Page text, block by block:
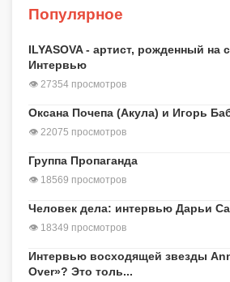
Популярное
ILYASOVA - артист, рожденный на
Интервью
👁 27354 просмотров
Оксана Почепа (Акула) и Игорь
👁 22075 просмотров
Группа Пропаганда
👁 18569 просмотров
Человек дела: интервью Дарьи
👁 18349 просмотров
Интервью восходящей звезды
Over»? Это толь...